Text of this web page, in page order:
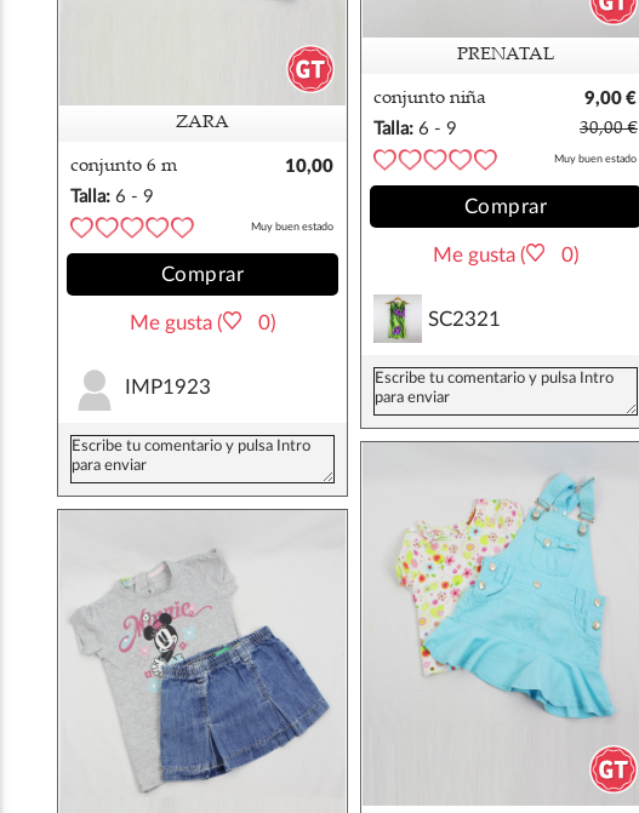
PRENATAL
conjunto niña
prenatal 6 meses
9,00 €
Talla: 6 - 9
meses
30,00 €
Muy buen estado
Comprar
Me gusta ( 0)
SC2321
ZARA
conjunto 6 m
camiseta+falda peto
10,00
Talla: 6 - 9
meses
Muy buen estado
Comprar
Me gusta ( 0)
IMP1923